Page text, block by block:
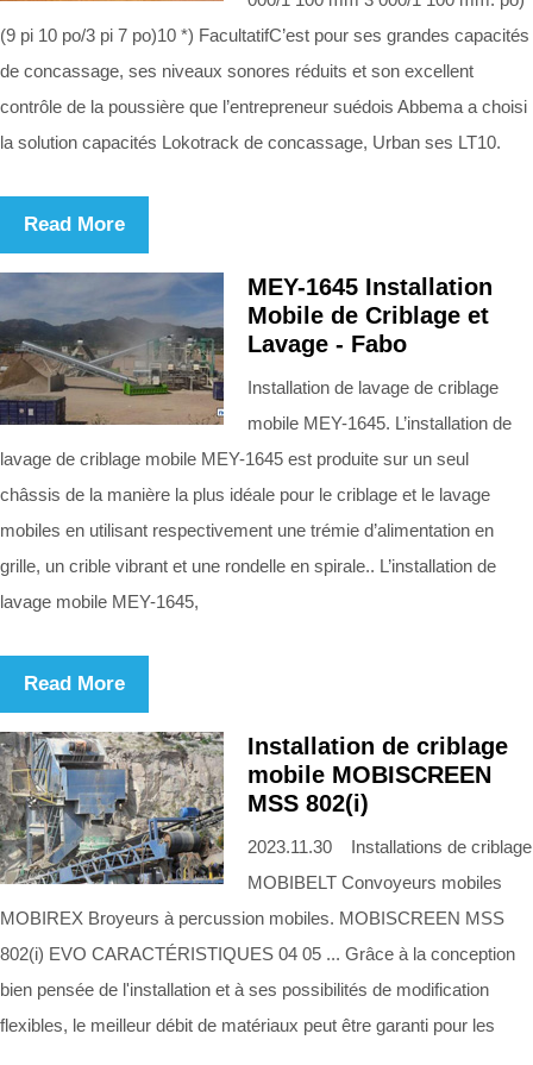
(9 pi 10 po/3 pi 7 po)10 *) FacultatifC’est pour ses grandes capacités
de concassage, ses niveaux sonores réduits et son excellent
contrôle de la poussière que l’entrepreneur suédois Abbema a choisi
la solution capacités Lokotrack de concassage, Urban ses LT10.
Read More
MEY-1645 Installation
Mobile de Criblage et
Lavage - Fabo
Installation de lavage de criblage
mobile MEY-1645. L’installation de
lavage de criblage mobile MEY-1645 est produite sur un seul
châssis de la manière la plus idéale pour le criblage et le lavage
mobiles en utilisant respectivement une trémie d’alimentation en
grille, un crible vibrant et une rondelle en spirale.. L’installation de
lavage mobile MEY-1645,
Read More
Installation de criblage
mobile MOBISCREEN
MSS 802(i)
2023.11.30 Installations de criblage
MOBIBELT Convoyeurs mobiles
MOBIREX Broyeurs à percussion mobiles. MOBISCREEN MSS
802(i) EVO CARACTÉRISTIQUES 04 05 ... Grâce à la conception
bien pensée de l'installation et à ses possibilités de modification
flexibles, le meilleur débit de matériaux peut être garanti pour les